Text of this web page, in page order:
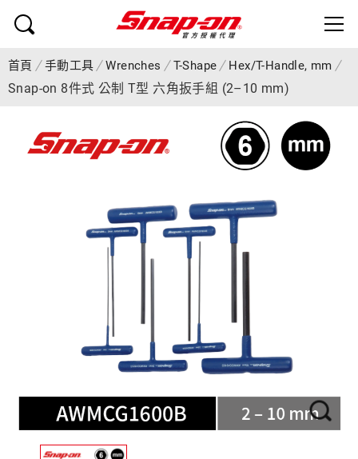
首頁 手動工具 Wrenches T-Shape Hex/T-Handle, mm
Snap-on 8件式 公制 T型 六角扳手組 (2–10 mm)